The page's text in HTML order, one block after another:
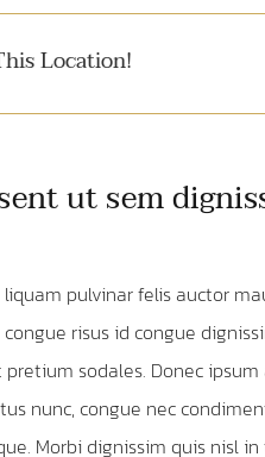
Location!
ut sem
liquam pulvinar felis auctor
congue risus id congue
sodales. Donec
nunc, congue nec
Morbi dignissim quis nisl